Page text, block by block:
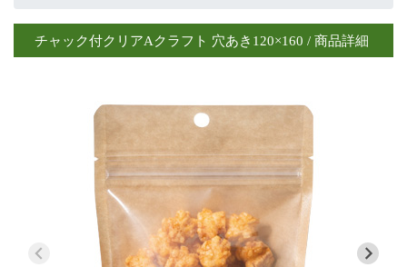
チャック付クリアAクラフト 穴あき120×160 / 商品詳細